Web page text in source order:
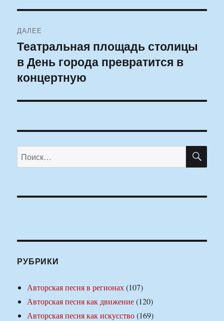
ДАЛЕЕ
Следующая
запись:
Театральная площадь столицы
в День города превратится в
концертную
Искать:
РУБРИКИ
Авторская песня в регионах(107)
Авторская песня как движение(120)
Авторская песня как искусство(169)